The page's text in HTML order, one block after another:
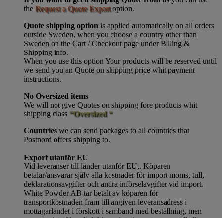
the Request a Quote Exportoption.
Quote shipping option is applied automatically on all orders
outside Sweden, when you choose a country other than
Sweden on the Cart / Checkout page under Billing &
Shipping info.
When you use this option Your products will be reserved until
we send you an Quote on shipping price whit payment
instructions.
No Oversized items
We will not give Quotes on shipping fore products whit
shipping class “Oversized “
Countries we can send packages to all countries that
Postnord offers shipping to.
Export utanför EU
Vid leveranser till länder utanför EU,. Köparen
betalar/ansvarar själv alla kostnader för import moms, tull,
deklarationsavgifter och andra införselavgifter vid import.
White Powder AB tar betalt av köparen för
transportkostnaden fram till angiven leveransadress i
mottagarlandet i förskott i samband med beställning, men